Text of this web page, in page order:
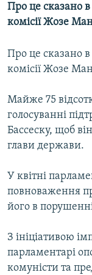
МУЛЬТИМЕДІА
СПЕЦПРОЄКТИ
КРИМ РЕАЛІЇ
РУС
УКР
КТАТ
ДОЛУЧАЙСЯ!
Про це сказано
комісії Жозе
Про це сказано
комісії Жозе
Майже 75
голосуванні
Бассеску, щоб
глави держави.
У квітні
повноваження
його в
З ініціативою
парламентарі
комуністи та